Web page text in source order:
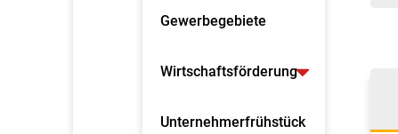
Gewerbegebiete
Wirtschaftsförderung
Unternehmerfrühstück